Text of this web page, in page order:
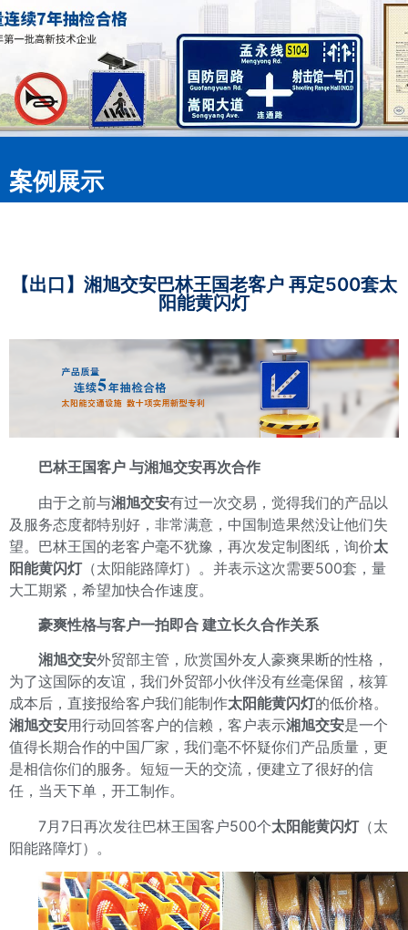
案例展示
【出口】湘旭交安巴林王国老客户 再定500套太
阳能黄闪灯
巴林王国客户 与湘旭交安再次合作
由于之前与湘旭交安有过一次交易，觉得我们的产品以
及服务态度都特别好，非常满意，中国制造果然没让他们失
望。巴林王国的老客户毫不犹豫，再次发定制图纸，询价太
阳能黄闪灯（太阳能路障灯）。并表示这次需要500套，量
大工期紧，希望加快合作速度。
豪爽性格与客户一拍即合 建立长久合作关系
湘旭交安外贸部主管，欣赏国外友人豪爽果断的性格，
为了这国际的友谊，我们外贸部小伙伴没有丝毫保留，核算
成本后，直接报给客户我们能制作太阳能黄闪灯的低价格。
湘旭交安用行动回答客户的信赖，客户表示湘旭交安是一个
值得长期合作的中国厂家，我们毫不怀疑你们产品质量，更
是相信你们的服务。短短一天的交流，便建立了很好的信
任，当天下单，开工制作。
7月7日再次发往巴林王国客户500个太阳能黄闪灯（太
阳能路障灯）。